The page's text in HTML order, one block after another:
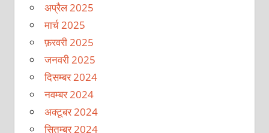
अप्रैल 2025
मार्च 2025
फ़रवरी 2025
जनवरी 2025
दिसम्बर 2024
नवम्बर 2024
अक्टूबर 2024
सितम्बर 2024